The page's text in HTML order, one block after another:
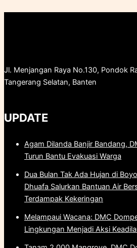
Jl. Menjangan Raya No.130, Pondok
Tangerang Selatan, Banten
UPDATE
Agam Dilanda Banjir Bandang,
Turun Bantu Evakuasi Warga
Dua Bulan Tak Ada Hujan di
Dhuafa Salurkan Bantuan Air
Terdampak Kekeringan
Melampaui Wacana: DMC
Lingkungan Menjadi Aksi